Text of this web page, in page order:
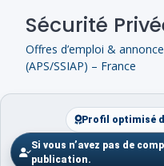
content
Sécurité
Offres d’emploi &
(APS/SSIAP) – France
Profil optimisé
Si vous n’avez pas de
publication.